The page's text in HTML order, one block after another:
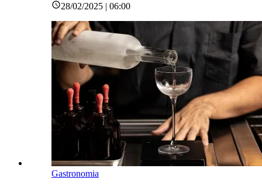
28/02/2025 | 06:00
Gastronomia